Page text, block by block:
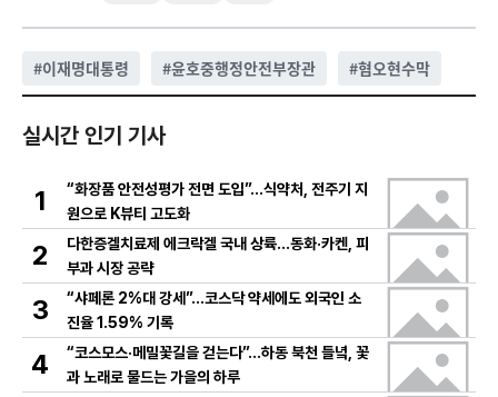
#이재명대통령 #윤호중행정안전부장관 #혐오현수막
실시간 인기 기사
1
“화장품 안전성평가 전면 도입”…식약처, 전주기 지
원으로 K뷰티 고도화
2
다한증겔치료제 에크락겔 국내 상륙…동화·카켄, 피
부과 시장 공략
3
“샤페론 2%대 강세”…코스닥 약세에도 외국인 소
진율 1.59% 기록
4
“코스모스·메밀꽃길을 걷는다”…하동 북천 들녘, 꽃
과 노래로 물드는 가을의 하루